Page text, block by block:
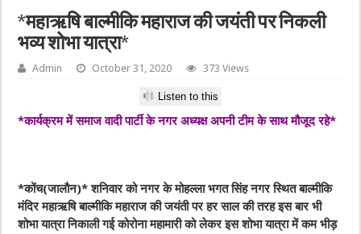
*महाऋषि बाल्मीकि महाराज की जयंती पर निकली
भव्य शोभा यात्रा*
Admin October 31, 2020 373 Views
Listen to this
*कार्यक्रम में समाज वादी पार्टी के नगर अध्यक्ष अपनी टीम के साथ मौजूद रहे*
*कोंच(जालौन)*शनिवार को नगर के मोहल्ला भगत सिंह नगर स्थित बाल्मीकि
मंदिर महाऋषि बाल्मीकि महाराज की जयंती पर हर साल की तरह इस बार भी
शोभा यात्रा निकाली गई कोरोना महामारी को लेकर इस शोभा यात्रा में कम भीड़